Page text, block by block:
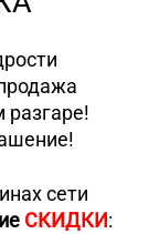
сети
СКИДКИ: